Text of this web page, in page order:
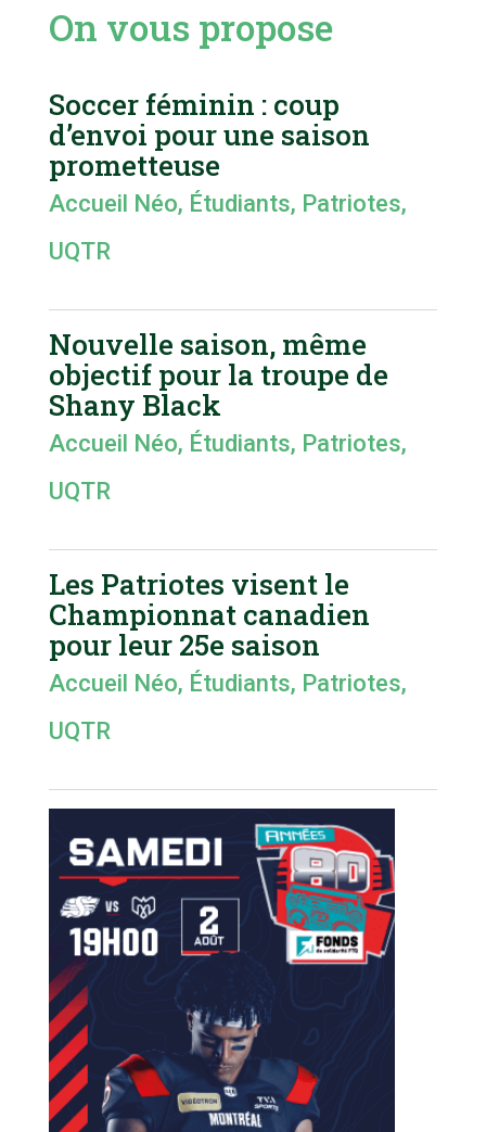
On vous propose
Soccer féminin : coup
d’envoi pour une saison
prometteuse
Accueil Néo, Étudiants, Patriotes,
UQTR
Nouvelle saison, même
objectif pour la troupe de
Shany Black
Accueil Néo, Étudiants, Patriotes,
UQTR
Les Patriotes visent le
Championnat canadien
pour leur 25e saison
Accueil Néo, Étudiants, Patriotes,
UQTR